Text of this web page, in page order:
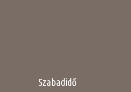
Szabadidő